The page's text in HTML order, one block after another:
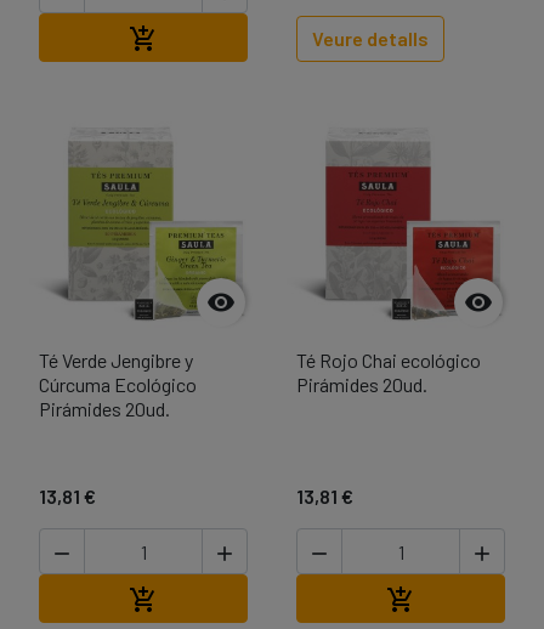
 Afegir a la cistellaVeure detalls

Té Verde Jengibre y
Cúrcuma Ecológico
Pirámides 20ud.
13,81 €
 


Té Rojo Chai ecológico
Pirámides 20ud.
13,81 €
 
